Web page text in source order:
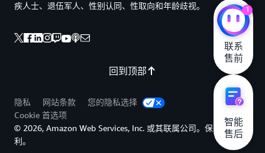
回到顶部
疾人士、退伍军人、性别认同、性取向和年龄歧视。
隐私 网站条款
您的隐私选择
Cookie 首选项
© 2026, Amazon Web Services, Inc. 或其联属公司。保留所有权
利。
1
联系
售前
智能
售后